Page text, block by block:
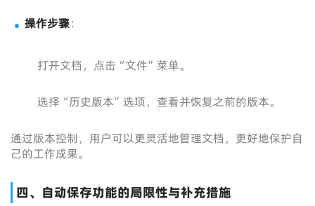
操作步骤：
打开文档，点击“文件”菜单。
选择“历史版本”选项，查看并恢复之前的版本。
通过版本控制，用户可以更灵活地管理文档，更好地保护自
己的工作成果。
四、自动保存功能的局限性与补充措施